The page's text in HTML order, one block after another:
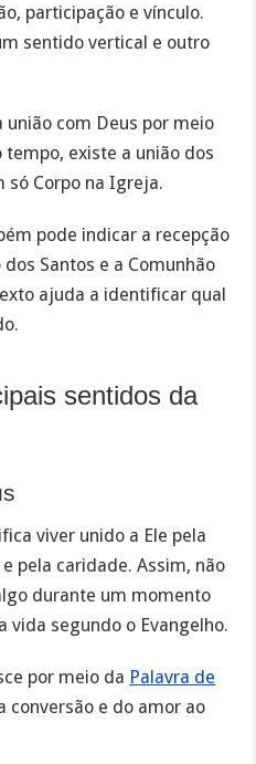
participação e vínculo.
sentido vertical e outro
união com Deus por meio
tempo, existe a união dos
Corpo na Igreja.
pode indicar a recepção
Santos e a Comunhão
ajuda a identificar qual
sentidos da
viver unido a Ele pela
pela caridade. Assim, não
durante um momento
vida segundo o Evangelho.
por meio da Palavra de
conversão e do amor ao